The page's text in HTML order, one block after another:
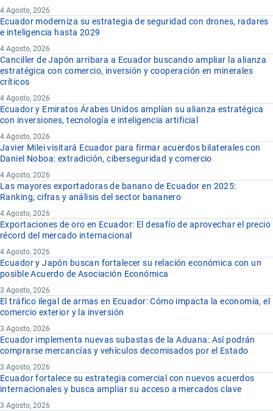
4 Agosto, 2026
Ecuador moderniza su estrategia de seguridad con drones, radares
e inteligencia hasta 2029
4 Agosto, 2026
Canciller de Japón arribara a Ecuador buscando ampliar la alianza
estratégica con comercio, inversión y cooperación en minerales
críticos
4 Agosto, 2026
Ecuador y Emiratos Árabes Unidos amplían su alianza estratégica
con inversiones, tecnología e inteligencia artificial
4 Agosto, 2026
Javier Milei visitará Ecuador para firmar acuerdos bilaterales con
Daniel Noboa: extradición, ciberseguridad y comercio
4 Agosto, 2026
Las mayores exportadoras de banano de Ecuador en 2025:
Ranking, cifras y análisis del sector bananero
4 Agosto, 2026
Exportaciones de oro en Ecuador: El desafío de aprovechar el precio
récord del mercado internacional
4 Agosto, 2026
Ecuador y Japón buscan fortalecer su relación económica con un
posible Acuerdo de Asociación Económica
3 Agosto, 2026
El tráfico ilegal de armas en Ecuador: Cómo impacta la economía, el
comercio exterior y la inversión
3 Agosto, 2026
Ecuador implementa nuevas subastas de la Aduana: Así podrán
comprarse mercancías y vehículos decomisados por el Estado
3 Agosto, 2026
Ecuador fortalece su estrategia comercial con nuevos acuerdos
internacionales y busca ampliar su acceso a mercados clave
3 Agosto, 2026